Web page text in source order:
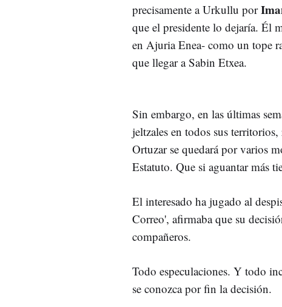
precisamente a Urkullu por
que el presidente lo dejaría. Él
en Ajuria Enea- como un tope
que llegar a Sabin Etxea.
Sin embargo, en las últimas
jeltzales en todos sus
Ortuzar se quedará por varios
Estatuto. Que si aguantar más
El interesado ha jugado al
Correo', afirmaba que su
compañeros.
Todo especulaciones. Y todo
se conozca por fin la decisión.